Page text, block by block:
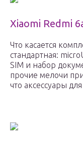
Xiaomi Redmi
Что касается
стандартная:
SIM и набор
прочие мелочи
что аксессуары